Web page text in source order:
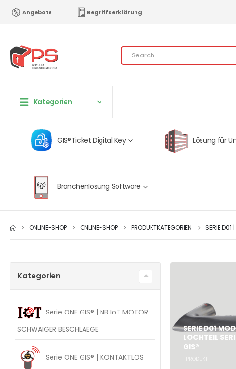
Angebote Begriffserklärung
Kategorien
GIS®Ticket Digital Key Lösung für
Branchenlösung Software
ONLINE-SHOP ONLINE-SHOP PRODUKTKATEGORIEN SERIE D01
SERIE D01
LOCHTEIL
GIS®
1 PRODUKT
Kategorien
Serie ONE GIS® | NB IoT MOTOR
SCHWAIGER BESCHLAEGE
Serie ONE GIS® | KONTAKTLOS